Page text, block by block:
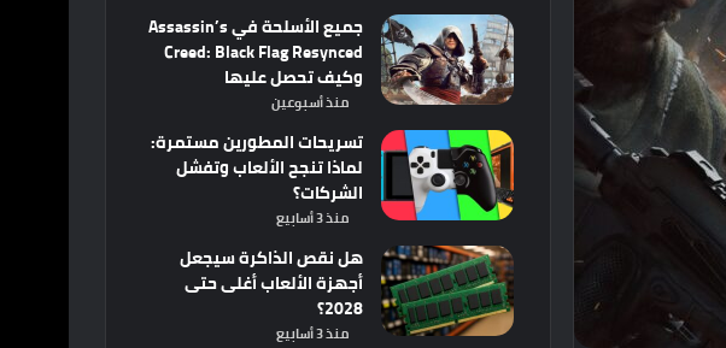
جميع الأسلحة في Assassin’s
Creed: Black Flag Resynced
وكيف تحصل عليها
منذ أسبوعين
تسريحات المطورين مستمرة:
لماذا تنجح الألعاب وتفشل
الشركات؟
منذ 3 أسابيع
هل نقص الذاكرة سيجعل
أجهزة الألعاب أغلى حتى
2028؟
منذ 3 أسابيع